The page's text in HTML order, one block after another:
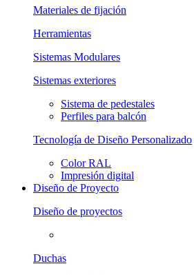
Materiales de fijación
Herramientas
Sistemas Modulares
Sistemas exteriores
Sistema de pedestales
Perfiles para balcón
Tecnología de Diseño Personalizado
Color RAL
Impresión digital
Diseño de Proyecto
Diseño de proyectos
Duchas